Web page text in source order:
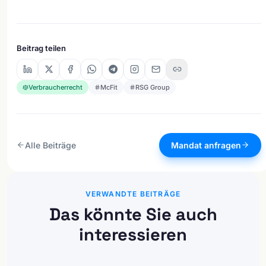
Beitrag teilen
Verbraucherrecht McFit RSG Group
Alle Beiträge Mandat anfragen
VERWANDTE BEITRÄGE
Das könnte Sie auch
interessieren